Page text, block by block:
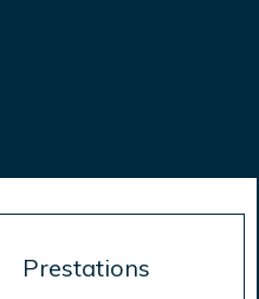
Prestations